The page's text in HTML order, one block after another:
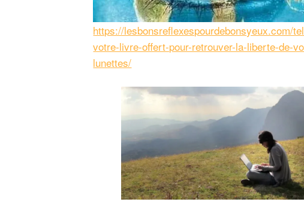
https://lesbonsreflexespourdebonsyeux.com/
votre-livre-offert-pour-retrouver-la-liberte-de-
lunettes/